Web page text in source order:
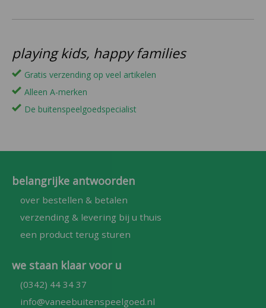
playing kids, happy families
Gratis verzending op veel artikelen
Alleen A-merken
De buitenspeelgoedspecialist
belangrijke antwoorden
over bestellen & betalen
verzending & levering bij u thuis
een product terug sturen
we staan klaar voor u
(0342) 44 34 37
info@vaneebuitenspeelgoed.nl